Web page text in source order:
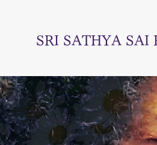
SRI SATHYA SAI